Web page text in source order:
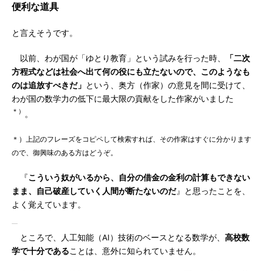
便利な道具
と言えそうです。
以前、わが国が「ゆとり教育」という試みを行った時、
「二次
方程式などは社会へ出て何の役にも立たないので、このようなも
のは追放すべきだ」 という、奥方（作家）の意見を間に受けて、
わが国の数学力の低下に最大限の貢献をした作家がいました
＊）
＊）上記のフレーズをコピペして検索すれば、その作家はすぐに分かります
ので、御興味のある方はどうぞ。
『こういう奴がいるから、自分の借金の金利の計算もできない
まま、自己破産していく人間が断たないのだ』と思ったことを、
よく覚えています。
ところで、人工知能（AI）技術のベースとなる数学が、 高校数
学で十分であることは、意外に知られていません。